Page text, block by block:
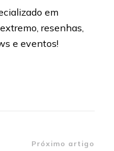
em
resenhas,
e eventos!
Próximo artigo